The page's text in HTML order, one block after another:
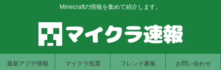
Minecraftの情報を集めて紹介します。
最新アプデ情報 マイクラ投票 フレンド募集 お問い合わせ